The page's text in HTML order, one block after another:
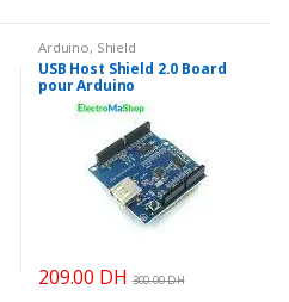
Arduino, Shield
USB Host Shield 2.0 Board
pour Arduino
209.00 DH 300.00DH